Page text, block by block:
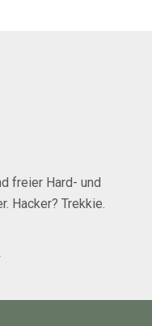
freier Hard- und
Hacker? Trekkie.